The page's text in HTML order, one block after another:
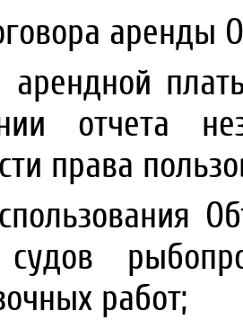
аренды
арендной
отчета
права
работ;